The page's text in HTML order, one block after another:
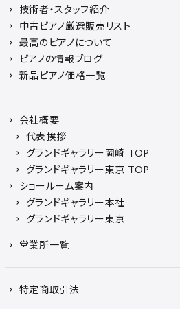
技術者・スタッフ紹介
中古ピアノ厳選販売リスト
最高のピアノについて
ピアノの情報ブログ
新品ピアノ価格一覧
会社概要
代表挨拶
グランドギャラリー岡崎 TOP
グランドギャラリー東京 TOP
ショールーム案内
グランドギャラリー本社
グランドギャラリー東京
営業所一覧
特定商取引法